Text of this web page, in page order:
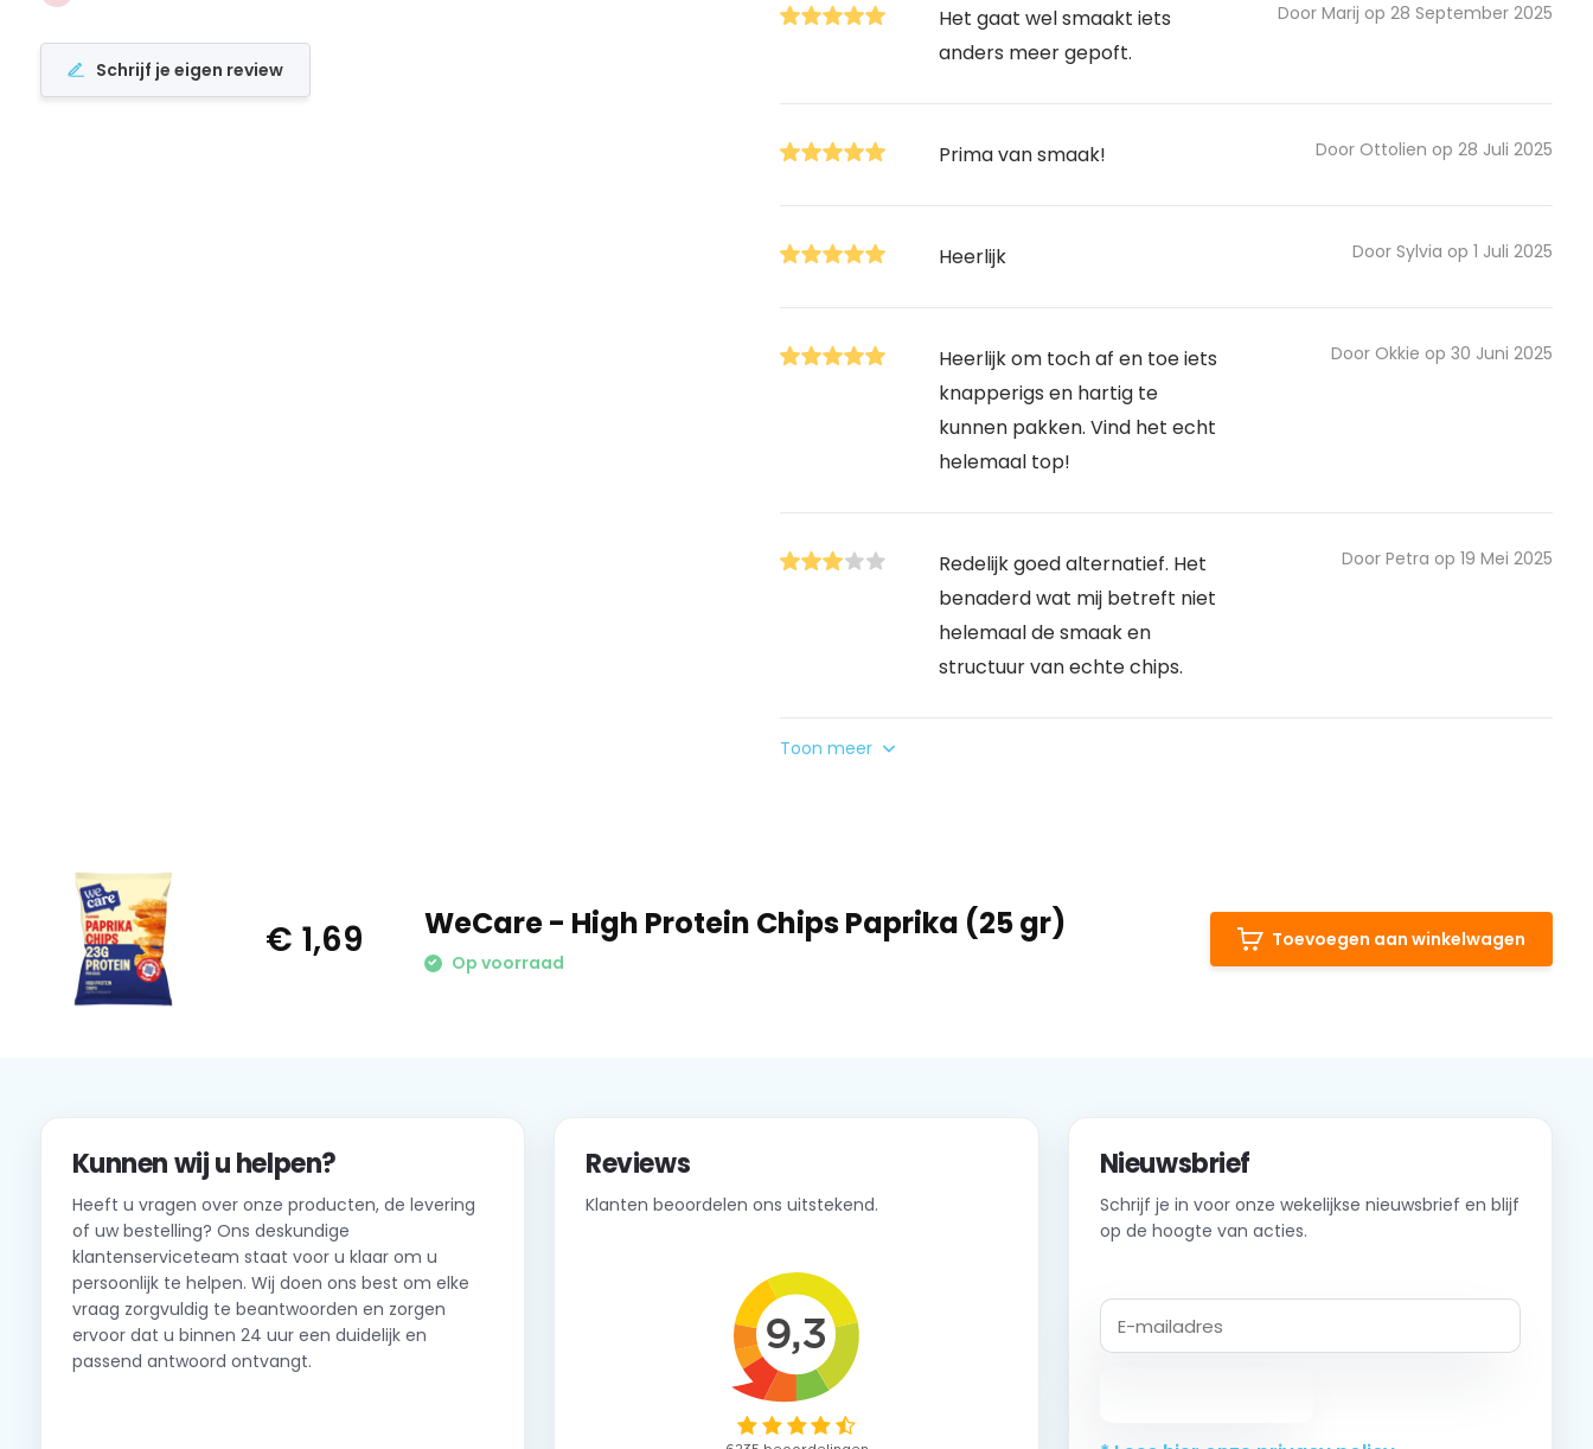
Schrijf je eigen review
Het gaat wel smaakt iets
anders meer gepoft.
Door Marij op 28 September 2025
Prima van smaak! Door Ottolien op 28 Juli 2025
Heerlijk Door Sylvia op 1 Juli 2025
Heerlijk om toch af en toe iets
knapperigs en hartig te
kunnen pakken. Vind het echt
helemaal top!
Door Okkie op 30 Juni 2025
Redelijk goed alternatief. Het
benaderd wat mij betreft niet
helemaal de smaak en
structuur van echte chips.
Door Petra op 19 Mei 2025
Toon meer
€ 1,69 WeCare - High Protein Chips Paprika (25 gr)
Op voorraad
Toevoegen aan winkelwagen
Kunnen wij u helpen?
Heeft u vragen over onze producten, de levering
of uw bestelling? Ons deskundige
klantenserviceteam staat voor u klaar om u
persoonlijk te helpen. Wij doen ons best om elke
vraag zorgvuldig te beantwoorden en zorgen
ervoor dat u binnen 24 uur een duidelijk en
passend antwoord ontvangt.
Reviews
Klanten beoordelen ons uitstekend.
Nieuwsbrief
Schrijf je in voor onze wekelijkse nieuwsbrief en blijf
op de hoogte van acties.